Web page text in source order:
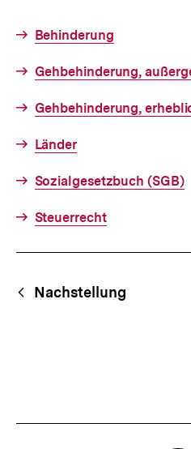
Behinderung
Gehbehinderung,
Gehbehinderung,
Länder
Sozialgesetzbuch (SGB)
Steuerrecht
Content-
Navigation
Nachstellung